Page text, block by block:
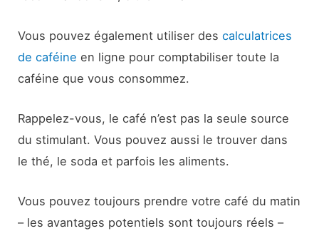
Vous pouvez également utiliser descalculatrices
de caféine en ligne pour comptabiliser toute la
caféine que vous consommez.
Rappelez-vous, le café n’est pas la seule source
du stimulant. Vous pouvez aussi le trouver dans
le thé, le soda et parfois les aliments.
Vous pouvez toujours prendre votre café du matin
– les avantages potentiels sont toujours réels –